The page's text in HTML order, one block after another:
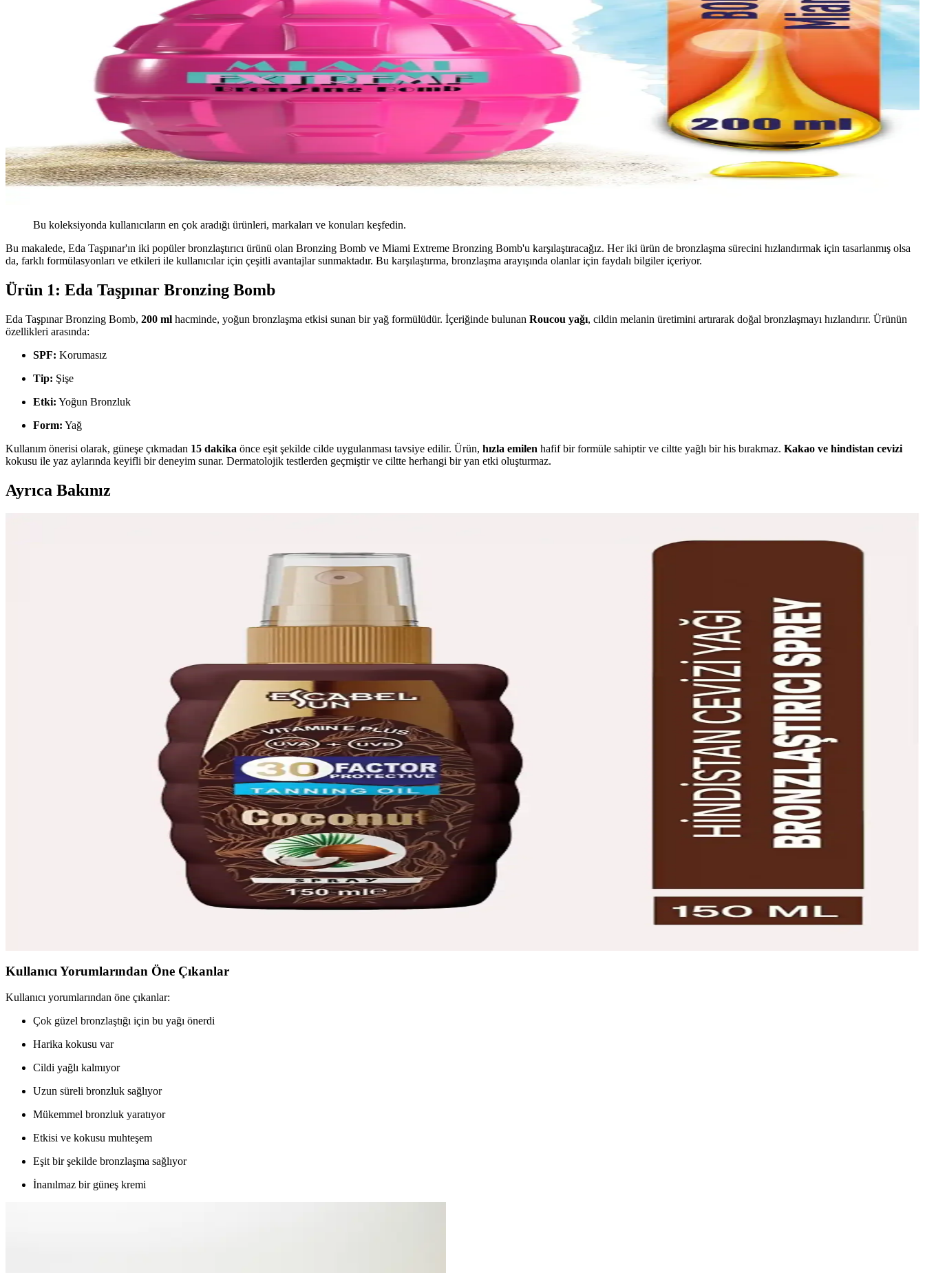
Bu koleksiyonda kullanıcıların en çok aradığı ürünleri, markaları ve konuları keşfedin.
Bu makalede, Eda Taşpınar'ın iki popüler bronzlaştırıcı ürünü olan Bronzing Bomb ve Miami Extreme Bronzing Bomb'u karşılaştıracağız. Her iki ürün de bronzlaşma sürecini hızlandırmak için tasarlanmış olsa
da, farklı formülasyonları ve etkileri ile kullanıcılar için çeşitli avantajlar sunmaktadır. Bu karşılaştırma, bronzlaşma arayışında olanlar için faydalı bilgiler içeriyor.
Ürün 1: Eda Taşpınar Bronzing Bomb
Eda Taşpınar Bronzing Bomb, 200 ml hacminde, yoğun bronzlaşma etkisi sunan bir yağ formülüdür. İçeriğinde bulunan Roucou yağı, cildin melanin üretimini artırarak doğal bronzlaşmayı hızlandırır. Ürünün
özellikleri arasında:
SPF: Korumasız
Tip: Şişe
Etki: Yoğun Bronzluk
Form: Yağ
Kullanım önerisi olarak, güneşe çıkmadan 15 dakika önce eşit şekilde cilde uygulanması tavsiye edilir. Ürün, hızla emilen hafif bir formüle sahiptir ve ciltte yağlı bir his bırakmaz. Kakao ve hindistan cevizi
kokusu ile yaz aylarında keyifli bir deneyim sunar. Dermatolojik testlerden geçmiştir ve ciltte herhangi bir yan etki oluşturmaz.
Ayrıca Bakınız
Sun Brown Carrot Butter Bronzlaştırıcı Krem, doğal içerikleriyle cilde sağlıklı bronzluk kazandırır, hızlı emilir, kolay kullanılır ve uzun süre kalıcı sonuçlar sağlar.
Air Stocking Premier Silk Vücut Sprey ile Doğal ve Parlak Cilt Görünümü Sağlama
Air Stocking Premier Silk Vücut Sprey, parlaklık ve bronzluk sağlayan, suya ve tere dayanıklı, mikro ipek ve elmas tozu içeren pratik bir kozmetik ürünüdür.
Garnier Ambre Solaire Sensitive Advanced, SPF 50+ ile hassas ciltler için güneş koruyucu ve bronzlaştırıcı yağ içerir, hafif yapısı ve doğal bronzluk sağlar.
Hawaiian Tropic Güneş Koruyucu ve Bronzlaştırıcı Yağ SPF 15 Yaz Ayları İçin Güvenilir Koruma
Hawaiian Tropic'in SPF 15 koruyucu ve bronzlaştırıcı yağı, suya dayanıklı formülüyle güneşin zararlı etkilerine karşı etkili koruma sağlar ve hızlı bronzlaşma imkanı sunar.
Eliamora Bronzlaştırıcı Yağ ile Doğal ve Sağlıklı Bronzluk Sağlayan Güneş Öncesi Bakım
Eliamora Bronzlaştırıcı Yağ, doğal içeriklerle cildi besler ve hızlandırır, güneş öncesi bronzluk sağlar, sağlıklı ve parlak görünüm kazandırır, kullanımı kolay ve etkili bir bronzlaşma çözümüdür.
Eda Taşpınar Beyaz Ten Bronzlaştırıcı SPF20 Cilt Koruyucu ve Doğal Bronzluk Sağlayan Krem
Eda Taşpınar Beyaz Ten Bronzlaştırıcı SPF20, cildi güneşin zararlı etkilerinden korurken doğal bronzluk sağlar, hafif yapısı ve hoş kokusuyla tercih edilir.
Pudra Allık ve Bronzlaştırıcıların Kuru Ciltlerdeki Avantajları ve Güncel Kullanımı
Pudra allık ve bronzlaştırıcılar, kuru ve yaşlanan ciltlerde doğal görünüm ve kalıcılık sağlar. Sıvı ve krem ürünlere kıyasla pürüzsüz uygulama ve konfor sunar, makyajda katmanlama avantajı taşır.
Escabel Hindistan Cevizi 30 SPF Bronzlaştırıcı Yağı ile Güvenli ve Doğal Güneşlenme Deneyimi
Kullanıcı Yorumlarından Öne Çıkanlar
Kullanıcı yorumlarından öne çıkanlar:
Çok güzel bronzlaştığı için bu yağı önerdi
Harika kokusu var
Cildi yağlı kalmıyor
Uzun süreli bronzluk sağlıyor
Mükemmel bronzluk yaratıyor
Etkisi ve kokusu muhteşem
Eşit bir şekilde bronzlaşma sağlıyor
İnanılmaz bir güneş kremi